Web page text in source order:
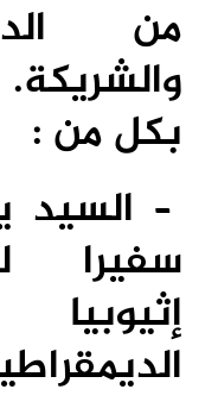
من
بكل من :
–
سفيرا